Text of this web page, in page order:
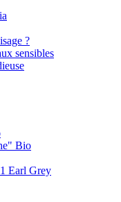
?
sensibles
Bio
Earl Grey